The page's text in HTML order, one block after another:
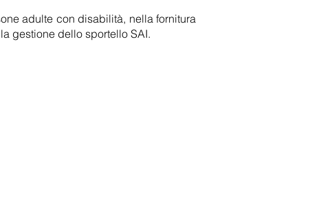
adulte con disabilità, nella fornitura
gestione dello sportello SAI.